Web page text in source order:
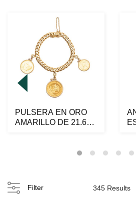
PULSERA EN ORO
AMARILLO DE 21.6K,
Filter 345 Results